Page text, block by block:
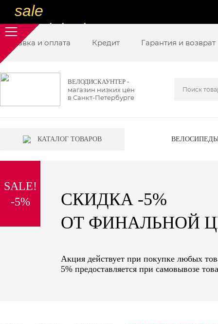
sale
special price
sale
низкие цены
вот дешево
special price
sale
надо брать
sale
Доставка и оплата Кредит Гарантия и возврат
ВЕЛОДИСКАУНТЕР -
магазин низких цен
в Санкт-Петербурге
КАТАЛОГ ТОВАРОВ
SALE!
-5%
СКИДКА -5%
ОТ ФИНАЛЬНОЙ
Акция действует при покупке любых
5% предоставляется при самовывозе